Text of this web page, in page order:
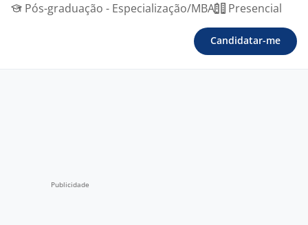
Pós-graduação - Especialização/MBA
Presencial
Candidatar-me